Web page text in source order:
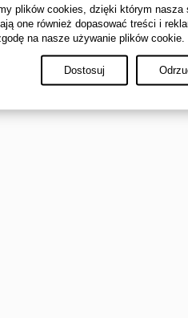
plików cookies, dzięki którym nasza
one również dopasować treści i
na nasze używanie plików cookie.
Dostosuj